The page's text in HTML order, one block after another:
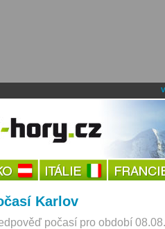
Karlov
počasí pro období